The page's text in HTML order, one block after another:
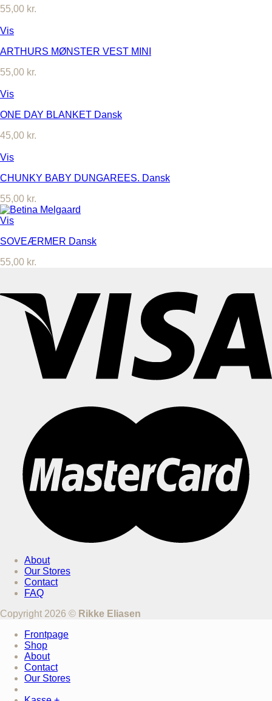
55,00 kr.
Vis
ARTHURS MØNSTER VEST MINI
55,00 kr.
Vis
ONE DAY BLANKET Dansk
45,00 kr.
Vis
CHUNKY BABY DUNGAREES. Dansk
55,00 kr.
Vis
SOVEÆRMER Dansk
55,00 kr.
About
Our Stores
Contact
FAQ
Copyright 2026 © Rikke Eliasen
Frontpage
Shop
About
Contact
Our Stores